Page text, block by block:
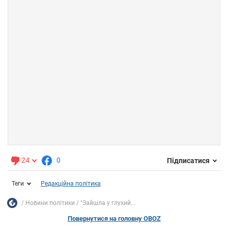
24 0 Підписатися
Теги Редакційна політика
Новини політики "Зайшла у глухий...
Повернутися на головну OBOZ